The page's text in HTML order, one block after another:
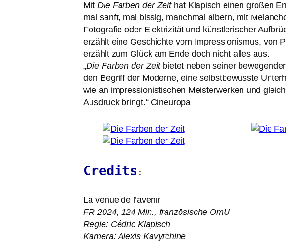
Mit Die Farben der Zeit hat Klapisch einen gro­ßen
mal sanft, mal bis­sig, manch­mal albern, mit
Fotografie oder Elektrizität und künst­le­ri­scher
erzählt eine Geschichte vom Impressionismus, von
erzählt zum Glück am Ende doch nicht alles aus.
„Die Farben der Zeitbie­tet neben sei­ner
den Begriff der Moderne, eine selbst­be­wuss­te
wie an impres­sio­nis­ti­schen Meisterwerken und
Ausdruck bringt.“ Cineuropa
Credits :
La venue de l’a­ve­nir
FR 2024, 124 Min., fran­zö­si­sche OmU
Regie: Cédric Klapisch
Kamera: Alexis Kavyrchine